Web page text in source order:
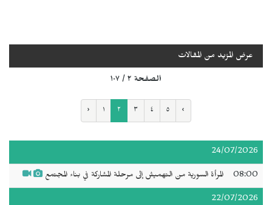
عرض المزيد من المقالات
الصفحة ٢ / ١٠٧
‹ ١ ٢ ٣ ٤ ٥ ›
24/07/2026
08:00 المرأة السورية من التهميش إلى مرحلة المشاركة في بناء المجتمع
22/07/2026